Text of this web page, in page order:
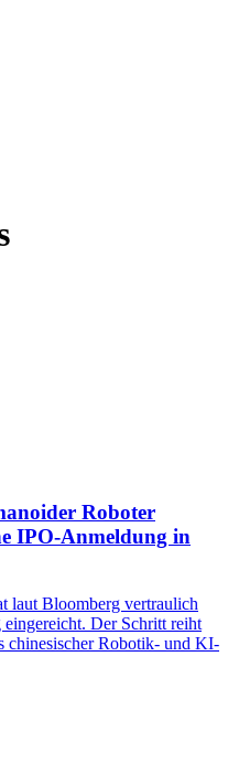
Roboter
IPO-Anmeldung in
laut Bloomberg vertraulich
Der Schritt reiht
chinesischer Robotik- und KI-